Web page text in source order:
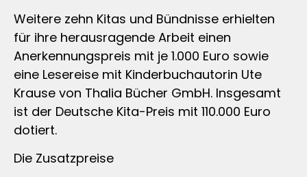
Weitere zehn Kitas und Bündnisse erhielten
für ihre herausragende Arbeit einen
Anerkennungspreis mit je 1.000 Euro sowie
eine Lesereise mit Kinderbuchautorin Ute
Krause von Thalia Bücher GmbH. Insgesamt
ist der Deutsche Kita-Preis mit 110.000 Euro
dotiert.
Die Zusatzpreise